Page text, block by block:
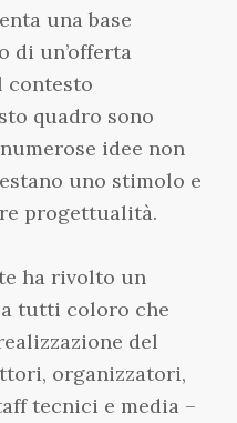
una base
di un’offerta
contesto
quadro sono
idee non
uno stimolo e
progettualità.
ha rivolto un
tutti coloro che
del
organizzatori,
tecnici e media –